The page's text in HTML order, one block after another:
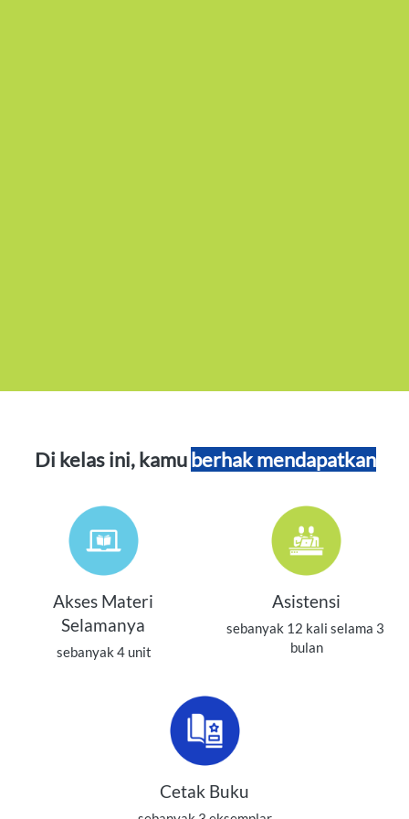
Di kelas ini, kamu berhak mendapatkan
Akses Materi
Selamanya
sebanyak 4 unit
Asistensi
sebanyak 12 kali selama 3
bulan
Cetak Buku